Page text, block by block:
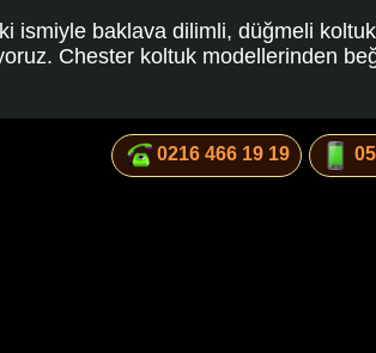
ismiyle baklava dilimli, düğmeli
Chester koltuk modellerinden
0216 466 19 19